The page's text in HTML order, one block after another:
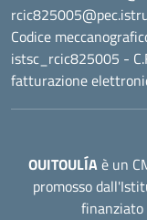
Codice
istsc_rcic825005 -
fatturazione
OUITOULÍAè un
promosso dall'
finanziato